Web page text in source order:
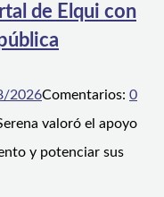
de Elqui con
2026Comentarios: 0
valoró el apoyo
y potenciar sus